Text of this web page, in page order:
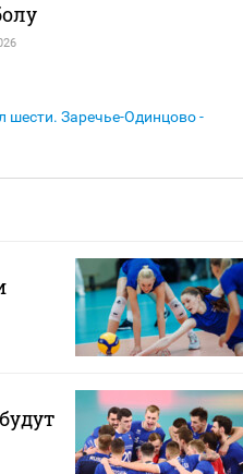
Заречье-Одинцово -